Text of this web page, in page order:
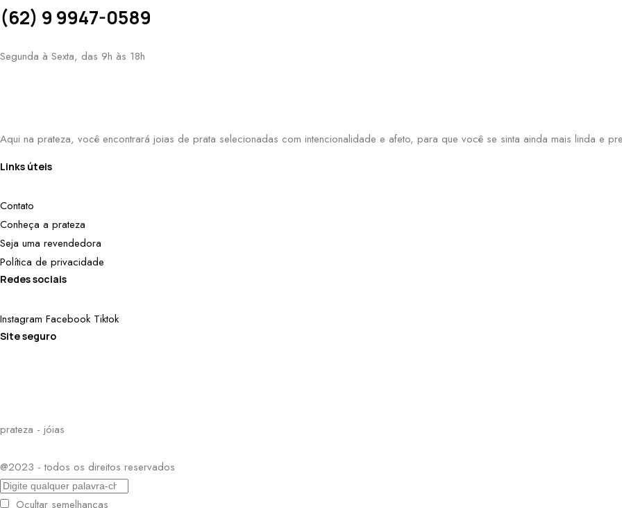
(62) 9 9947-0589
Segunda à Sexta, das 9h às 18h
Aqui na prateza, você encontrará joias de prata selecionadas com intencionalidade e afeto, para que você se sinta ainda mais linda e
Links úteis
Contato
Conheça a prateza
Seja uma revendedora
Política de privacidade
Redes sociais
Instagram Facebook Tiktok
Site seguro
prateza - jóias
@2023 - todos os direitos reservados
Ocultar semelhanças